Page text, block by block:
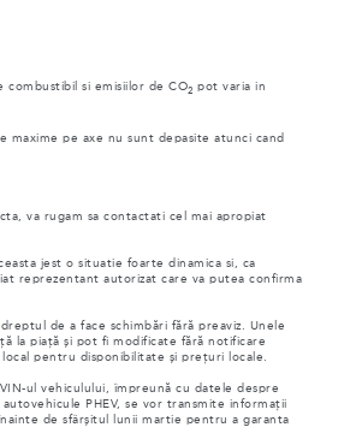
combustibil si emisiilor de CO2 pot varia in
maxime pe axe nu sunt depasite atunci cand
va rugam sa contactati cel mai apropiat
jest o situatie foarte dinamica si, ca
reprezentant autorizat care va putea confirma
de a face schimbări fără preaviz. Unele
la piață și pot fi modificate fără notificare
pentru disponibilitate și prețuri locale.
ul vehiculului, împreună cu datele despre
PHEV, se vor transmite informații
de sfârșitul lunii martie pentru a garanta